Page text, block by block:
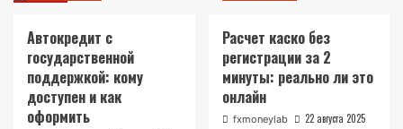
Автокредит с
государственной
поддержкой: кому
доступен и как
оформить
Расчет каско без
регистрации за 2
минуты: реально ли это
онлайн
fxmoneylab 22 августа 2025